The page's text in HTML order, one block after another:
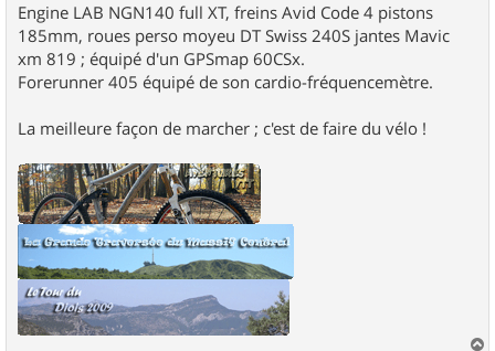
Engine LAB NGN140 full XT, freins Avid Code 4 pistons
185mm, roues perso moyeu DT Swiss 240S jantes Mavic
xm 819 ; équipé d'un GPSmap 60CSx.
Forerunner 405 équipé de son cardio-fréquencemètre.
La meilleure façon de marcher ; c'est de faire du vélo !